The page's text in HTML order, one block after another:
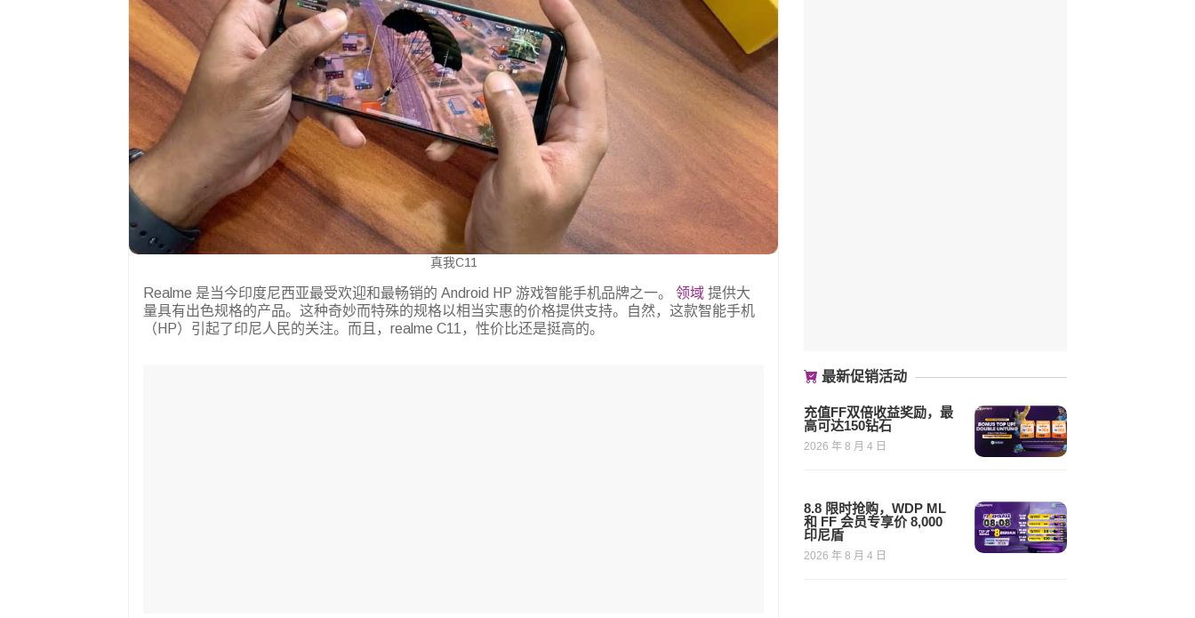
真我C11
Realme 是当今印度尼西亚最受欢迎和最畅销的 Android HP 游戏智能手机品牌之一。 领域 提供大
量具有出色规格的产品。这种奇妙而特殊的规格以相当实惠的价格提供支持。自然，这款智能手机
（HP）引起了印尼人民的关注。而且，realme C11，性价比还是挺高的。
最新促销活动
充值FF双倍收益奖励，最
高可达150钻石
2026 年 8 月 4 日
8.8 限时抢购，WDP ML
和 FF 会员专享价 8,000
印尼盾
2026 年 8 月 4 日